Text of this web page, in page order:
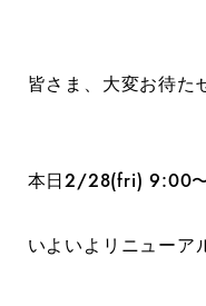
皆さま、大変お待た
本日2/28(fri) 9:00
いよいよリニューア